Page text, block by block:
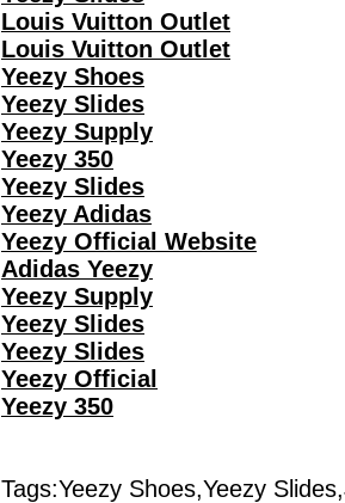
Louis Vuitton Outlet
Louis Vuitton Outlet
Yeezy Shoes
Yeezy Slides
Yeezy Supply
Yeezy 350
Yeezy Slides
Yeezy Adidas
Yeezy Official Website
Adidas Yeezy
Yeezy Supply
Yeezy Slides
Yeezy Slides
Yeezy Official
Yeezy 350
Tags:Yeezy Shoes,Yeezy